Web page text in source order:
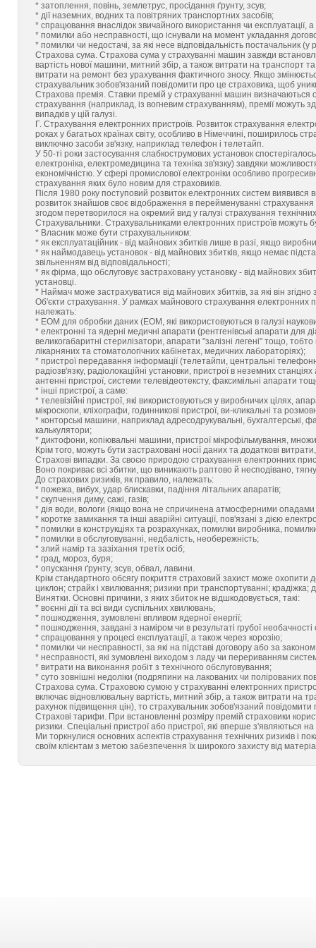
* затоплення, повінь, землетрус, просідання ґрунту, зсув;
* дії наземних, водних та повітряних транспортних засобів;
* спрацювання внаслідок звичайного використання чи експлуатації, а
* помилки або несправності, що існували на момент укладання
* помилки чи недостачі, за які несе відповідальність постачальник
Страхова сума. Страхова сума у страхуванні машин завжди
вартість нової машини, митний збір, а також витрати на транспорт
витрати на ремонт без урахування фактичного зносу. Якщо
страхувальник зобов'язаний повідомити про це страховика, щоб
Страхова премія. Ставки премій у страхуванні машин
страхування (наприклад, із вогневим страхуванням), премії
випадків у цій галузі.
Г. Страхування електронних пристроїв. Розвиток страхування
роках у багатьох країнах світу, особливо в Німеччині, поширилось
виключно засоби зв'язку, наприклад телефон і телетайп.
У 50-ті роки застосування слабкострумових установок
електроніка, електромедицина та техніка зв'язку) завдяки
економічністю. У сфері промислової електроніки особливо
страхування яких було новим для страховиків.
Після 1980 року поступовий розвиток електронних систем
розвиток знайшов своє відображення в перейменуванні
згодом перетворилося на окремий вид у галузі страхування
Страхувальники. Страхувальниками електронних пристроїв можуть
* Власник може бути страхувальником:
* як експлуатаційник - від майнових збитків лише в разі, якщо
* як наймодавець установок - від майнових збитків, якщо немає
звільненням від відповідальності;
* як фірма, що обслуговує застраховану установку - від майнових
установці.
* Наймач може застрахуватися від майнових збитків, за які він
Об'єкти страхування. У рамках майнового страхування електронних
належать:
* ЕОМ для обробки даних (ЕОМ, які використовуються в галузі
* електронні та ядерні медичні апарати (рентгенівські апарати для
великогабаритні стерилізатори, апарати "залізні легені" тощо,
лікарняних та стоматологічних кабінетах, медичних лабораторіях);
* пристрої передавання інформації (телетайпи, центральні
радіозв'язку, радіолокаційні установки, пристрої в неземних станціях
антенні пристрої, системи телевідеотексту, факсимільні апарати
* інші пристрої, а саме:
* телевізійні пристрої, які використовуються у виробничих цілях,
мікроскопи, кліхографи, годинникові пристрої, ви-кликальні та
* конторські машини, наприклад адресодрукувальні, бухгалтерські,
калькулятори;
* диктофони, копіювальні машини, пристрої мікрофільмування,
Крім того, можуть бути застраховані носії даних та додаткові
Страхові випадки. За своєю природою страхування електронних
Воно покриває всі збитки, що виникають раптово й несподівано,
До страхових ризиків, як правило, належать:
* пожежа, вибух, удар блискавки, падіння літальних апаратів;
* скупчення диму, сажі, газів;
* дія води, вологи (якщо вона не спричинена атмосферними
* коротке замикання та інші аварійні ситуації, пов'язані з дією
* помилки в конструкціях та розрахунках, помилки виробника,
* помилки в обслуговуванні, недбалість, необережність;
* злий намір та зазіхання третіх осіб;
* град, мороз, буря;
* опускання ґрунту, зсув, обвал, лавини.
Крім стандартного обсягу покриття страховий захист може охопити
циклон; страйк і хвилювання; ризики при транспортуванні; крадіжка;
Винятки. Основні причини, з яких збиток не відшкодовується, такі:
* воєнні дії та всі види суспільних хвилювань;
* пошкодження, зумовлені впливом ядерної енергії;
* пошкодження, завдані з наміром чи в результаті грубої
* спрацювання у процесі експлуатації, а також через корозію;
* помилки чи несправності, за які на підставі договору або за
* несправності, які зумовлені виходом з ладу чи перериванням
* витрати на виконання робіт з технічного обслуговування;
* суто зовнішні недоліки (подряпини на лакованих чи полірованих
Страхова сума. Страховою сумою у страхуванні електронних
включає відновлювальну вартість, митний збір, а також витрати на
рахунок підвищення цін), то страхувальник зобов'язаний
Страхові тарифи. При встановленні розміру премій страховики
ризики. Спеціальні пристрої або пристрої, які вперше з'являються
Ми торкнулися основних аспектів страхування технічних ризиків і
своїм клієнтам з метою забезпечення їх широкого захисту від